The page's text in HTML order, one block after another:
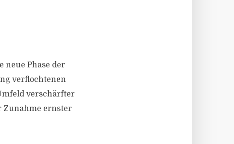
neue Phase der
verflochtenen
verschärfter
Zunahme ernster